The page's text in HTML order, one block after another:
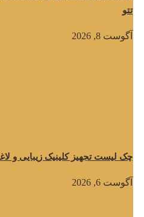
تتو
آگوست 8, 2026
چک لیست تجهیز کلینیک زیبایی و
آگوست 6, 2026